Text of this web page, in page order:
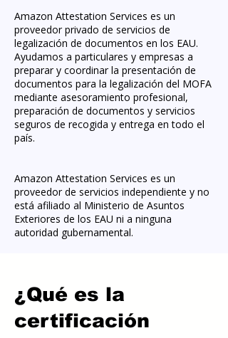
Amazon Attestation Services es un
proveedor privado de servicios de
legalización de documentos en los EAU.
Ayudamos a particulares y empresas a
preparar y coordinar la presentación de
documentos para la legalización del MOFA
mediante asesoramiento profesional,
preparación de documentos y servicios
seguros de recogida y entrega en todo el
país.
Amazon Attestation Services es un
proveedor de servicios independiente y no
está afiliado al Ministerio de Asuntos
Exteriores de los EAU ni a ninguna
autoridad gubernamental.
¿Qué es la
certificación